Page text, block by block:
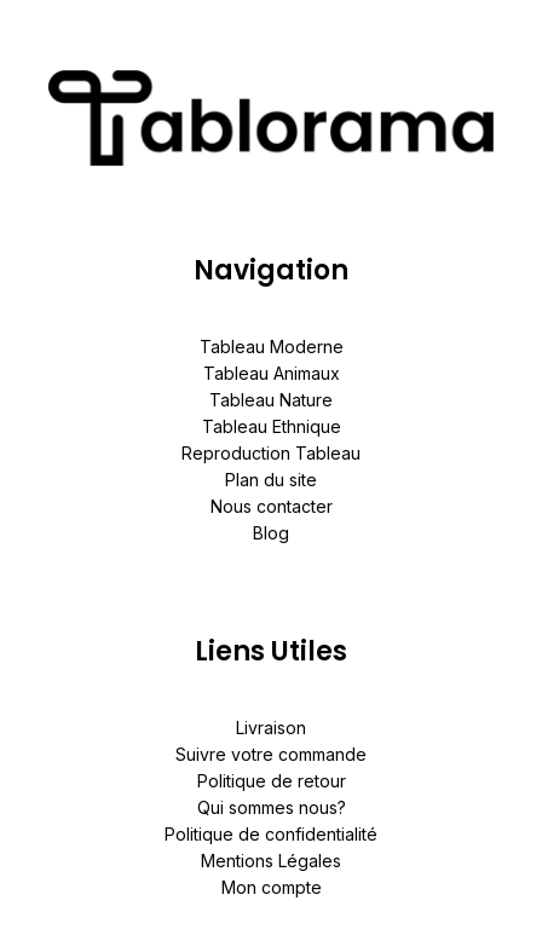
Navigation
Tableau Moderne
Tableau Animaux
Tableau Nature
Tableau Ethnique
Reproduction Tableau
Plan du site
Nous contacter
Blog
Liens Utiles
Livraison
Suivre votre commande
Politique de retour
Qui sommes nous?
Politique de confidentialité
Mentions Légales
Mon compte